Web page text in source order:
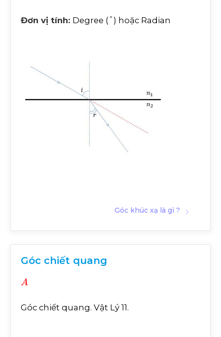
Đơn vị tính: Degree ( ° ) hoặc Radian
Góc khúc xạ là gì ?
Góc chiết quang
A
Góc chiết quang. Vật Lý 11.